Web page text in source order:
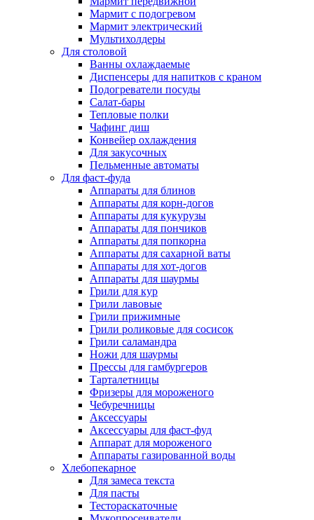
Мармит с подогревом
Мармит электрический
Мультихолдеры
Для столовой
Ванны охлаждаемые
Диспенсеры для напитков с краном
Подогреватели посуды
Салат-бары
Тепловые полки
Чафинг диш
Конвейер охлаждения
Для закусочных
Пельменные автоматы
Для фаст-фуда
Аппараты для блинов
Аппараты для корн-догов
Аппараты для кукурузы
Аппараты для пончиков
Аппараты для попкорна
Аппараты для сахарной ваты
Аппараты для хот-догов
Аппараты для шаурмы
Грили для кур
Грили лавовые
Грили прижимные
Грили роликовые для сосисок
Грили саламандра
Ножи для шаурмы
Прессы для гамбургеров
Тарталетницы
Фризеры для мороженого
Чебуречницы
Аксессуары
Аксессуары для фаст-фуд
Аппарат для мороженого
Аппараты газированной воды
Хлебопекарное
Для замеса текста
Для пасты
Тестораскаточные